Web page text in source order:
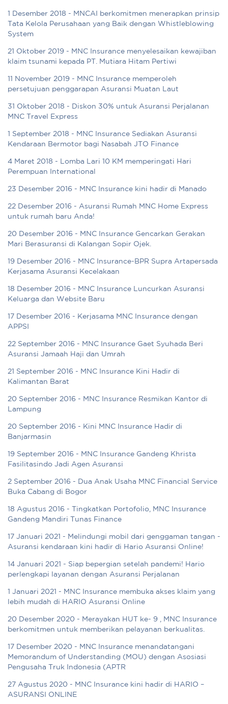
1 Desember 2018 - MNCAI berkomitmen menerapkan prinsip
Tata Kelola Perusahaan yang Baik dengan Whistleblowing
System
21 Oktober 2019 - MNC Insurance menyelesaikan kewajiban
klaim tsunami kepada PT. Mutiara Hitam Pertiwi
11 November 2019 - MNC Insurance memperoleh
persetujuan penggarapan Asuransi Muatan Laut
31 Oktober 2018 - Diskon 30% untuk Asuransi Perjalanan
MNC Travel Express
1 September 2018 - MNC Insurance Sediakan Asuransi
Kendaraan Bermotor bagi Nasabah JTO Finance
4 Maret 2018 - Lomba Lari 10 KM memperingati Hari
Perempuan International
23 Desember 2016 - MNC Insurance kini hadir di Manado
22 Desember 2016 - Asuransi Rumah MNC Home Express
untuk rumah baru Anda!
20 Desember 2016 - MNC Insurance Gencarkan Gerakan
Mari Berasuransi di Kalangan Sopir Ojek.
19 Desember 2016 - MNC Insurance-BPR Supra Artapersada
Kerjasama Asuransi Kecelakaan
18 Desember 2016 - MNC Insurance Luncurkan Asuransi
Keluarga dan Website Baru
17 Desember 2016 - Kerjasama MNC Insurance dengan
APPSI
22 September 2016 - MNC Insurance Gaet Syuhada Beri
Asuransi Jamaah Haji dan Umrah
21 September 2016 - MNC Insurance Kini Hadir di
Kalimantan Barat
20 September 2016 - MNC Insurance Resmikan Kantor di
Lampung
20 September 2016 - Kini MNC Insurance Hadir di
Banjarmasin
19 September 2016 - MNC Insurance Gandeng Khrista
Fasilitasindo Jadi Agen Asuransi
2 September 2016 - Dua Anak Usaha MNC Financial Service
Buka Cabang di Bogor
18 Agustus 2016 - Tingkatkan Portofolio, MNC Insurance
Gandeng Mandiri Tunas Finance
17 Januari 2021 - Melindungi mobil dari genggaman tangan -
Asuransi kendaraan kini hadir di Hario Asuransi Online!
14 Januari 2021 - Siap bepergian setelah pandemi! Hario
perlengkapi layanan dengan Asuransi Perjalanan
1 Januari 2021 - MNC Insurance membuka akses klaim yang
lebih mudah di HARIO Asuransi Online
20 Desember 2020 - Merayakan HUT ke- 9 , MNC Insurance
berkomitmen untuk memberikan pelayanan berkualitas.
17 Desember 2020 - MNC Insurance menandatangani
Memorandum of Understanding (MOU) dengan Asosiasi
Pengusaha Truk Indonesia (APTR
27 Agustus 2020 - MNC Insurance kini hadir di HARIO –
ASURANSI ONLINE